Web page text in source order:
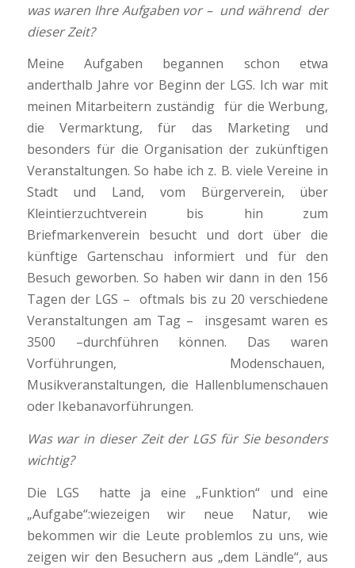
was waren Ihre Aufgaben vor – und während der
dieser Zeit?
Meine Aufgaben begannen schon etwa
anderthalb Jahre vor Beginn der LGS. Ich war mit
meinen Mitarbeitern zuständig für die Werbung,
die Vermarktung, für das Marketing und
besonders für die Organisation der zukünftigen
Veranstaltungen. So habe ich z. B. viele Vereine in
Stadt und Land, vom Bürgerverein, über
Kleintierzuchtverein bis hin zum
Briefmarkenverein besucht und dort über die
künftige Gartenschau informiert und für den
Besuch geworben. So haben wir dann in den 156
Tagen der LGS – oftmals bis zu 20 verschiedene
Veranstaltungen am Tag – insgesamt waren es
3500 –durchführen können. Das waren
Vorführungen, Modenschauen,
Musikveranstaltungen, die Hallenblumenschauen
oder Ikebanavorführungen.
Was war in dieser Zeit der LGS für Sie besonders
wichtig?
Die LGS hatte ja eine „Funktion“ und eine
„Aufgabe“:wiezeigen wir neue Natur, wie
bekommen wir die Leute problemlos zu uns, wie
zeigen wir den Besuchern aus „dem Ländle“, aus